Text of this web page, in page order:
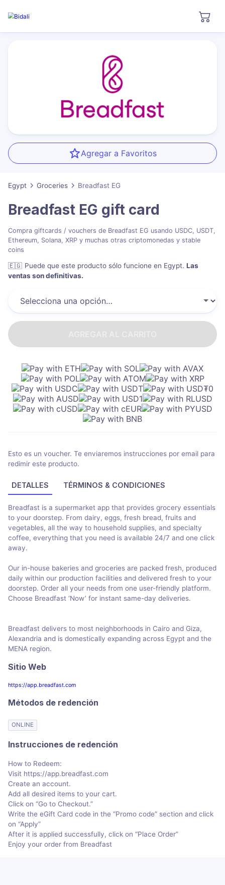
Agregar a Favoritos
Egypt Groceries Breadfast EG
Breadfast EG gift card
Compra giftcards / vouchers de Breadfast EG usando USDC, USDT,
Ethereum, Solana, XRP y muchas otras criptomonedas y stable
coins
🇪🇬 Puede que este producto sólo funcione en Egypt. Las
ventas son definitivas.
Esto es un voucher. Te enviaremos instrucciones por email para
redimir este producto.
DETALLES TÉRMINOS & CONDICIONES
Breadfast is a supermarket app that provides grocery essentials
to your doorstep. From dairy, eggs, fresh bread, fruits and
vegetables, all the way to household supplies, and specialty
coffee, everything that you need is available 24/7 and one click
away.
Our in-house bakeries and groceries are packed fresh, produced
daily within our production facilities and delivered fresh to your
doorstep. Order all your needs from one user-friendly platform.
Choose Breadfast ‘Now’ for instant same-day deliveries.
Breadfast delivers to most neighborhoods in Cairo and Giza,
Alexandria and is domestically expanding across Egypt and the
MENA region.
Sitio Web
https://app.breadfast.com
Métodos de redención
ONLINE
Instrucciones de redención
How to Redeem:
Visit https://app.breadfast.com
Create an account.
Add all desired items to your cart.
Click on “Go to Checkout.”
Write the eGift Card code in the “Promo code” section and click
on “Apply”
After it is applied successfully, click on “Place Order”
Enjoy your order from Breadfast